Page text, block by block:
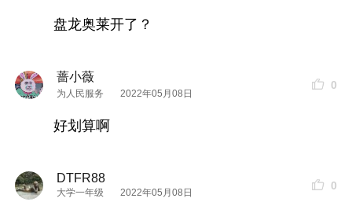
盘龙奥莱开了？
蔷小薇
为人民服务 2022年05月08日
0
好划算啊
DTFR88
大学一年级 2022年05月08日
0